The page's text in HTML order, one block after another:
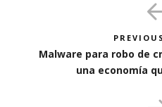
Malware para robo de
una economía